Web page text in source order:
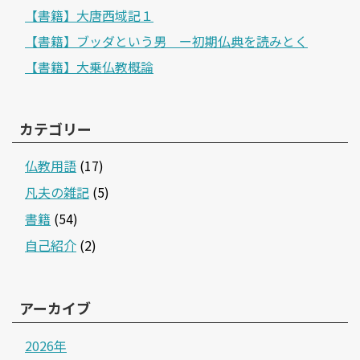
【書籍】大唐西域記１
【書籍】ブッダという男 ー初期仏典を読みとく
【書籍】大乗仏教概論
カテゴリー
仏教用語 (17)
凡夫の雑記 (5)
書籍 (54)
自己紹介 (2)
アーカイブ
2026年